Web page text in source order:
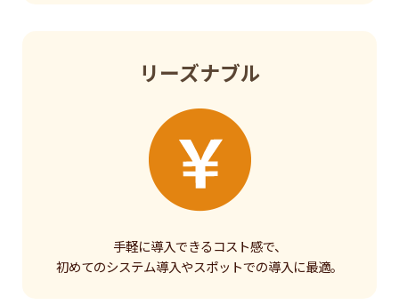
リーズナブル
手軽に導入できるコスト感で、
初めてのシステム導入やスポットでの導入に最適。